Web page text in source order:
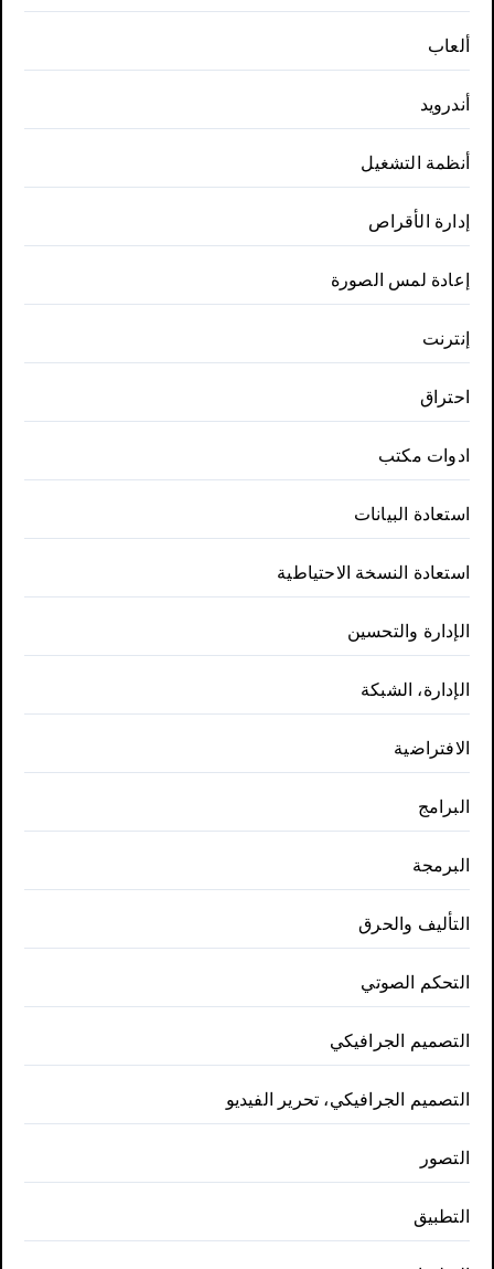
ألعاب
أندرويد
أنظمة التشغيل
إدارة الأقراص
إعادة لمس الصورة
إنترنت
احتراق
ادوات مكتب
استعادة البيانات
استعادة النسخة الاحتياطية
الإدارة والتحسين
الإدارة، الشبكة
الافتراضية
البرامج
البرمجة
التأليف والحرق
التحكم الصوتي
التصميم الجرافيكي
التصميم الجرافيكي، تحرير الفيديو
التصور
التطبيق